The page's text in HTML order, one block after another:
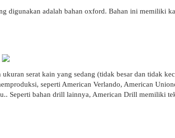
digunakan adalah bahan oxford. Bahan ini memiliki
serat kain yang sedang (tidak besar dan tidak
seperti American Verlando, American
Seperti bahan drill lainnya, American Drill memiliki